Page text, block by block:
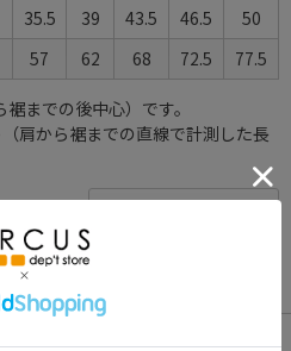
35.5 39 43.5 46.5
50
57 62 68 72.5 77.5
までの後中心）です。
肩から裾までの直線で計測した長